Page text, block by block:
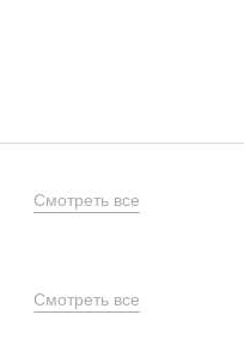
Смотреть все
Смотреть все